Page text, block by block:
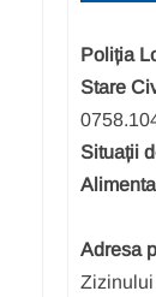
Poliția
Stare
Situații
Adresa
Zizinului